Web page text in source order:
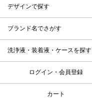
デザインで探す
ブランド名でさがす
洗浄液・装着液・ケースを探す
ログイン・会員登録
カート